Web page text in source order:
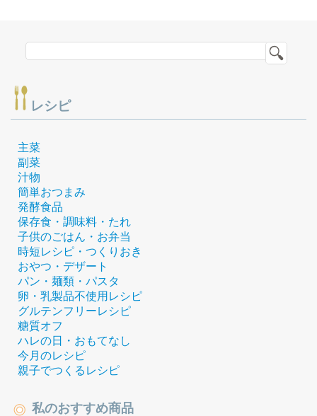
レシピ
主菜
副菜
汁物
簡単おつまみ
発酵食品
保存食・調味料・たれ
子供のごはん・お弁当
時短レシピ・つくりおき
おやつ・デザート
パン・麺類・パスタ
卵・乳製品不使用レシピ
グルテンフリーレシピ
糖質オフ
ハレの日・おもてなし
今月のレシピ
親子でつくるレシピ
私のおすすめ商品